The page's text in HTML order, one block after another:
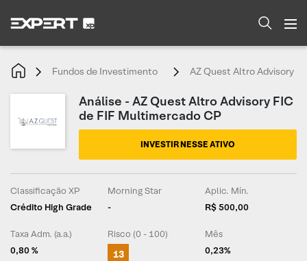
Fundos de Investimento AZ Quest Altro Advisory
Análise - AZ Quest Altro Advisory FIC
de FIF Multimercado CP
INVESTIR NESSE ATIVO
Classificação XP
Crédito High Grade
Morning Star
-
Aplic. Mín.
R$ 500,00
Taxa Adm. (a.a.)
0,80 %
Risco (0 - 100)
13
Mês
0,23%